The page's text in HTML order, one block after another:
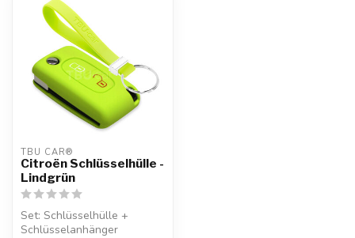
TBU CAR®
Citroën Schlüsselhülle -
Lindgrün
Set: Schlüsselhülle +
Schlüsselanhänger